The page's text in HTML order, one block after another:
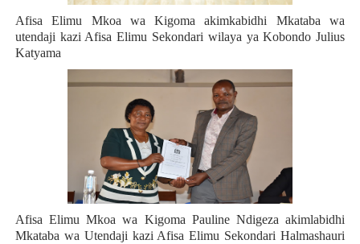
Afisa Elimu Mkoa wa Kigoma akimkabidhi Mkataba wa
utendaji kazi Afisa Elimu Sekondari wilaya ya Kobondo Julius
Katyama
Afisa Elimu Mkoa wa Kigoma Pauline Ndigeza akimlabidhi
Mkataba wa Utendaji kazi Afisa Elimu Sekondari Halmashauri